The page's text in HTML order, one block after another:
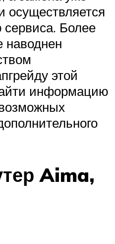
осуществляется
сервиса. Более
наводнен
этой
информацию
Aima,